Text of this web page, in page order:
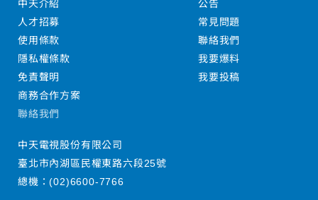
中天介紹
人才招募
使用條款
隱私權條款
免責聲明
商務合作方案
公告
常見問題
聯絡我們
我要爆料
我要投稿
聯絡我們
中天電視股份有限公司
臺北市內湖區民權東路六段25號
總機：(02)6600-7766